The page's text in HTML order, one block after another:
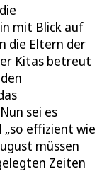
mit Blick auf
die Eltern der
Kitas betreut
sei es
effizient wie
müssen
Zeiten